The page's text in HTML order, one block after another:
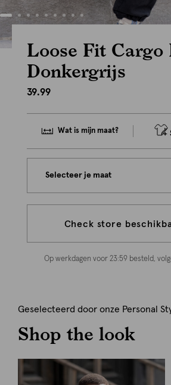
Loose Fit Cargo
Donkergrijs
39.99
Wat is mijn maat?
Selecteer je maat
Check store
Op werkdagen voor 23:59 besteld,
Geselecteerd door onze Personal
Shop the look